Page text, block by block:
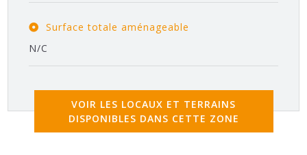
Surface totale aménageable
N/C
VOIR LES LOCAUX ET TERRAINS
DISPONIBLES DANS CETTE ZONE